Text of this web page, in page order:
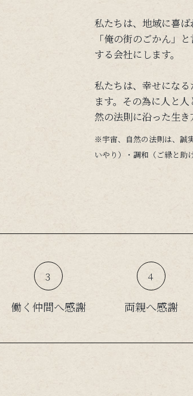
私たちは、地域に喜
「俺の街のごかん」
する会社にします。
私たちは、幸せにな
ます。その為に人と
然の法則に沿った生き
※宇宙、自然の法則は、誠
いやり）・調和（ご縁と助
３
働く仲間へ感謝
４
両親へ感謝